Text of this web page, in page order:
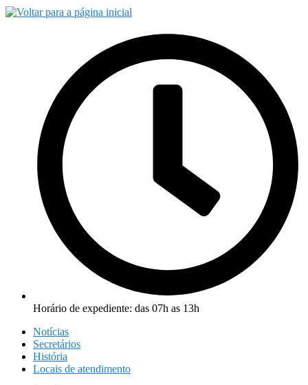
Horário de expediente: das 07h as 13h
Notícias
Secretários
História
Locais de atendimento